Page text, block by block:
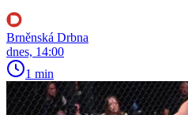
Brněnská Drbna
dnes, 14:00
1 min